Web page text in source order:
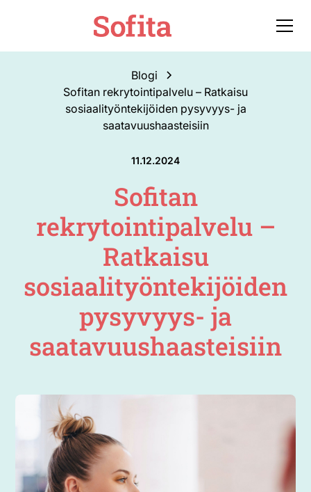
Blogi
Sofitan rekrytointipalvelu – Ratkaisu
sosiaalityöntekijöiden pysyvyys- ja
saatavuushaasteisiin
11.12.2024
Sofitan
rekrytointipalvelu –
Ratkaisu
sosiaalityöntekijöiden
pysyvyys- ja
saatavuushaasteisiin